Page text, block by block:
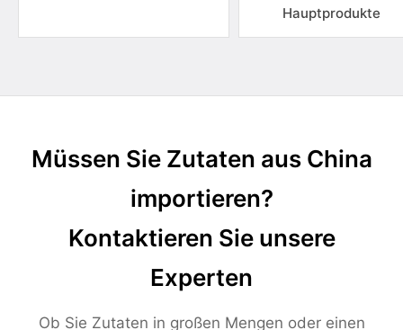
Hauptprodukte
Müssen Sie Zutaten aus China
importieren?
Kontaktieren Sie unsere
Experten
Ob Sie Zutaten in großen Mengen oder einen